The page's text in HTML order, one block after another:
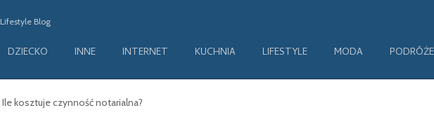
Lifestyle Blog
DZIECKO INNE INTERNET KUCHNIA LIFESTYLE MODA PODRÓŻE
Ile kosztuje czynność notarialna?